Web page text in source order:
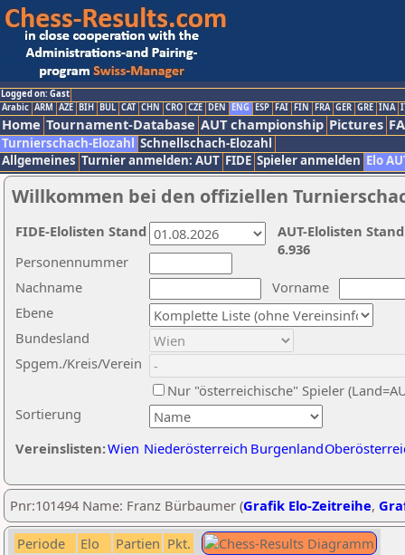
Logged on: Gast
Arabic ARM AZE BIH BUL CAT CHN CRO CZE DEN ENG ESP FAI FIN FRA GER GRE INA
Home Tournament-Database AUT championship Pictures
Turnierschach-Elozahl Schnellschach-Elozahl
Allgemeines Turnier anmelden: AUT FIDE Spieler anmelden Elo
Willkommen bei den offiziellen
Nachname
Vorname
Ebene
Sortierung
Personennummer
Bundesland
Spgem./Kreis/Verein
Nur "österreichische" Spieler
Vereinslisten:Wien Niederösterreich Burgenland
AUT-Elolisten
6.936
FIDE-Elolisten Stand
Pnr:101494 Name: Franz Bürbaumer (Grafik Elo-Zeitreihe,
Periode Elo Partien Pkt.